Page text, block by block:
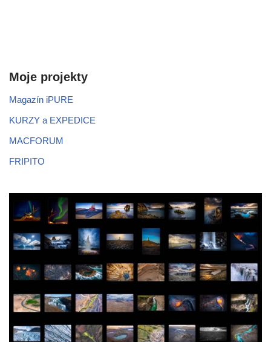
Moje projekty
Magazín iPURE
KURZY a EXPEDICE
MACFORUM
FRIPITO